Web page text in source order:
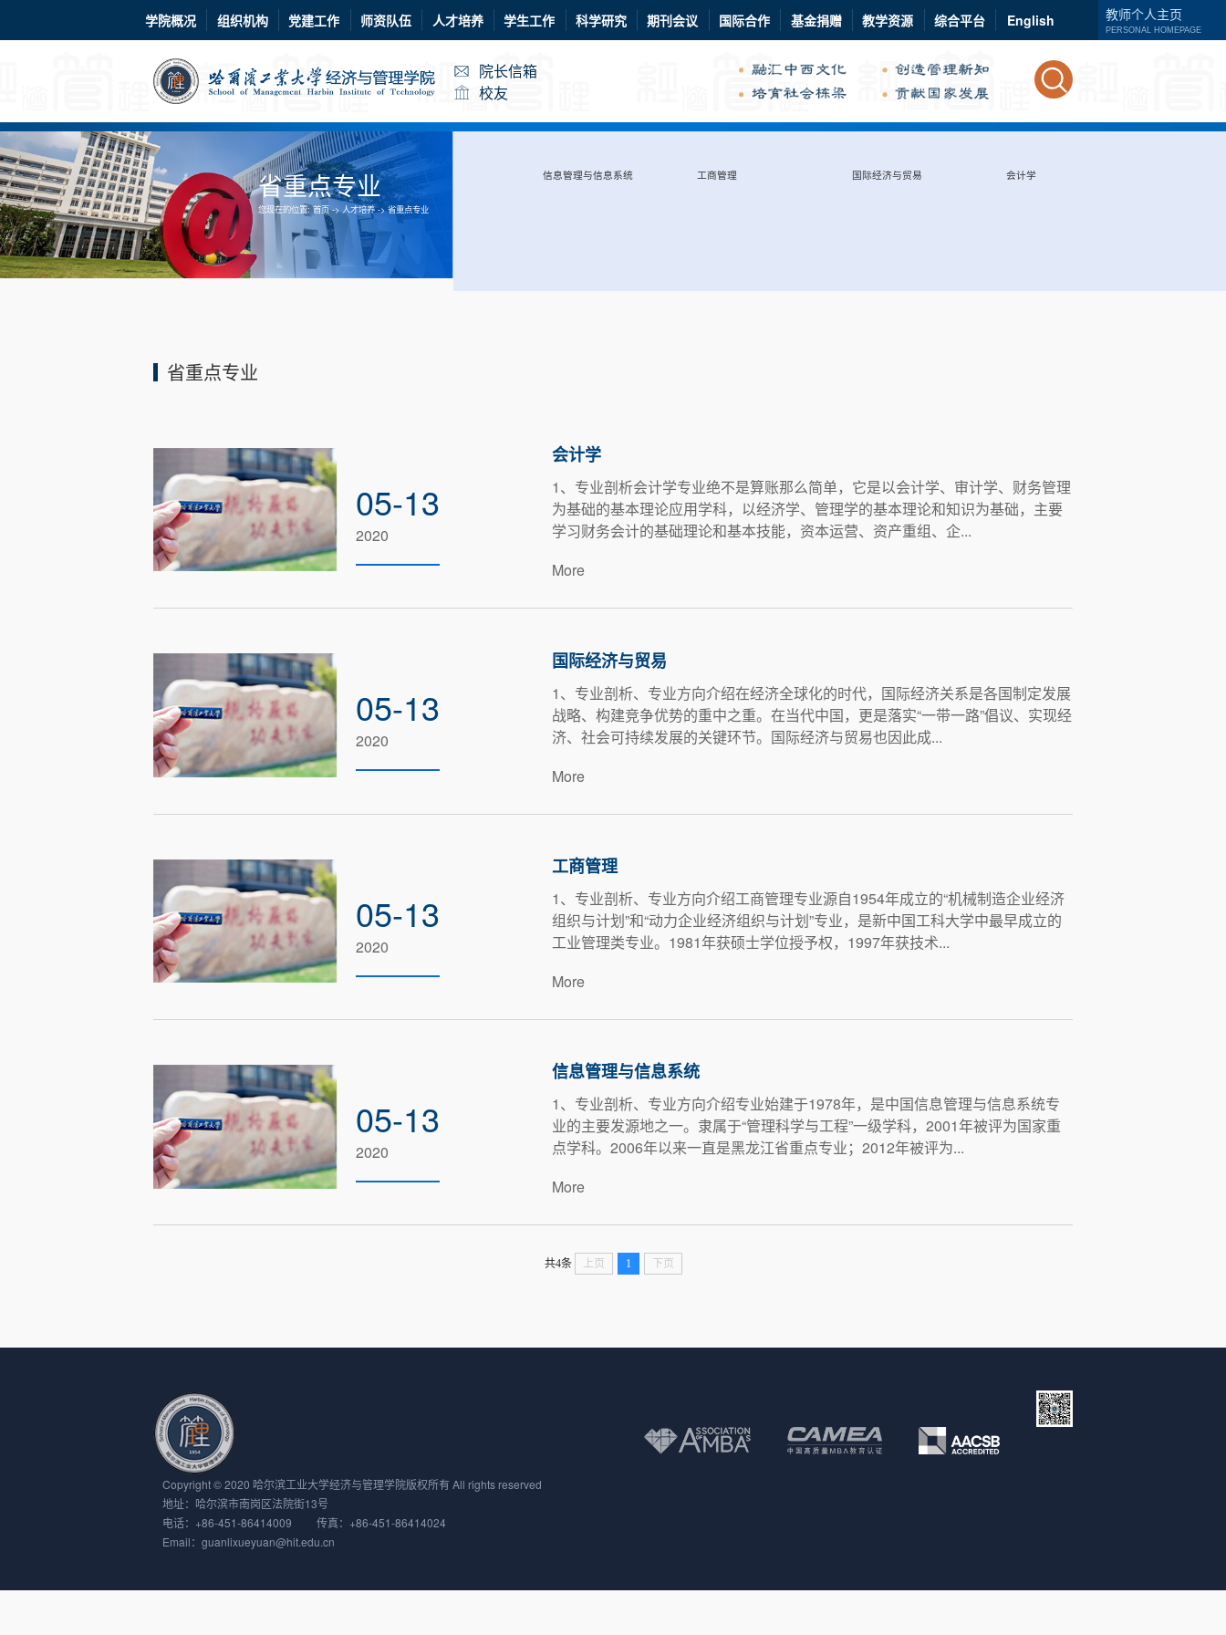
学院概况 组织机构 党建工作 师资队伍 人才培养 学生工作 科学研究 期刊会议 国际合作 基金捐赠 教学资源 综合平台 English 教师个人主页
PERSONAL HOMEPAGE
院长信箱
校友
省重点专业
您现在的位置:首页-> 人才培养->省重点专业
信息管理与信息系统 工商管理 国际经济与贸易 会计学
省重点专业
05-13
2020
会计学
1、专业剖析会计学专业绝不是算账那么简单，它是以会计学、审计学、财务管理
为基础的基本理论应用学科，以经济学、管理学的基本理论和知识为基础，主要
学习财务会计的基础理论和基本技能，资本运营、资产重组、企...
More
05-13
2020
国际经济与贸易
1、专业剖析、专业方向介绍在经济全球化的时代，国际经济关系是各国制定发展
战略、构建竞争优势的重中之重。在当代中国，更是落实“一带一路”倡议、实现经
济、社会可持续发展的关键环节。国际经济与贸易也因此成...
More
05-13
2020
工商管理
1、专业剖析、专业方向介绍工商管理专业源自1954年成立的“机械制造企业经济
组织与计划”和“动力企业经济组织与计划”专业，是新中国工科大学中最早成立的
工业管理类专业。1981年获硕士学位授予权，1997年获技术...
More
05-13
2020
信息管理与信息系统
​1、专业剖析、专业方向介绍专业始建于1978年，是中国信息管理与信息系统专
业的主要发源地之一。隶属于“管理科学与工程”一级学科，2001年被评为国家重
点学科。2006年以来一直是黑龙江省重点专业；2012年被评为...
More
共4条 上页 1 下页
Copyright © 2020 哈尔滨工业大学经济与管理学院版权所有 All rights reserved
地址：哈尔滨市南岗区法院街13号
电话：+86-451-86414009 传真：+86-451-86414024
Email：guanlixueyuan@hit.edu.cn